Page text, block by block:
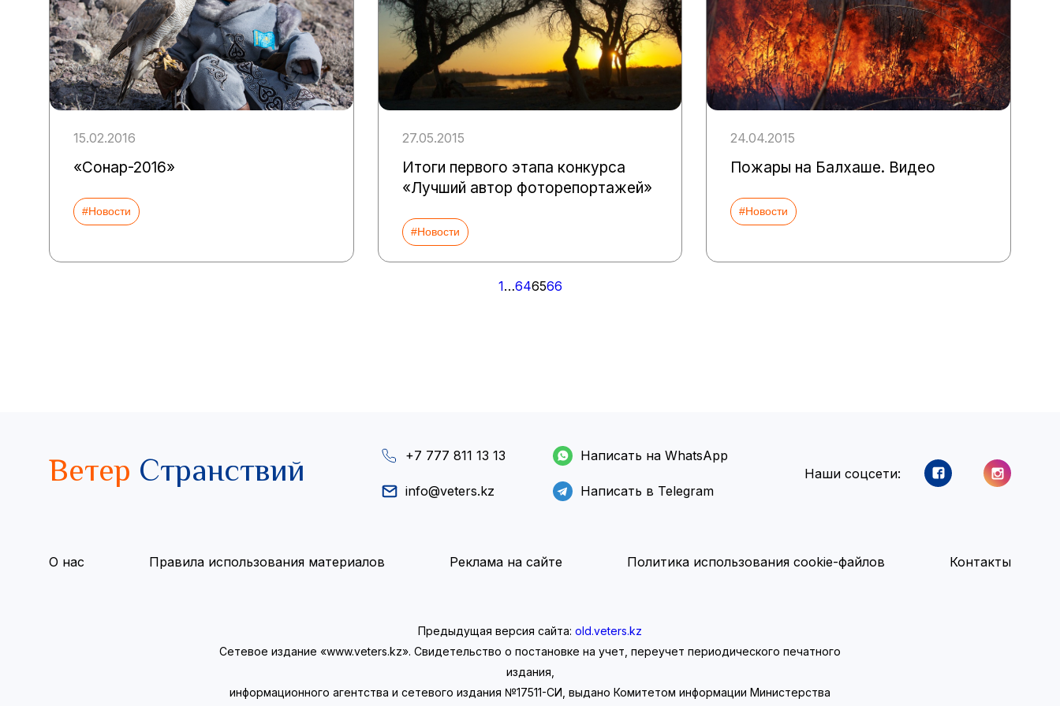
15.02.2016
«Сонар-2016»
#Новости
27.05.2015
Итоги первого этапа конкурса
«Лучший автор фоторепортажей»
#Новости
24.04.2015
Пожары на Балхаше. Видео
#Новости
1…646566
Ветер Странствий +7 777 811 13 13
info@veters.kz
Написать на WhatsApp
Написать в Telegram
Наши соцсети:
О нас Правила использования материалов Реклама на сайте Политика использования cookie-файлов Контакты
Предыдущая версия сайта: old.veters.kz
Сетевое издание «www.veters.kz». Свидетельство о постановке на учет, переучет периодического печатного
издания,
информационного агентства и сетевого издания №17511-СИ, выдано Комитетом информации Министерства